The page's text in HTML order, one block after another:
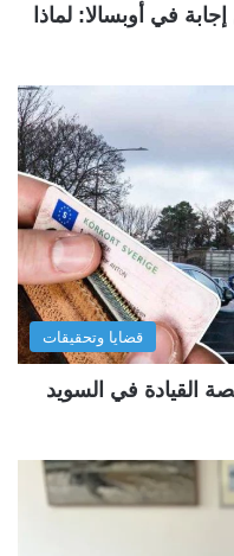
في أوبسالا: لماذا
قضايا وتحقيقات
القيادة في السويد